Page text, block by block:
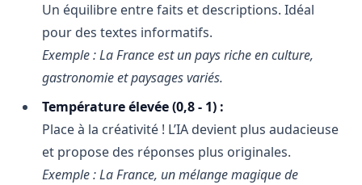
Un équilibre entre faits et descriptions. Idéal
pour des textes informatifs.
Exemple : La France est un pays riche en culture,
gastronomie et paysages variés.
Température élevée (0,8 - 1) :
Place à la créativité ! L’IA devient plus audacieuse
et propose des réponses plus originales.
Exemple : La France, un mélange magique de